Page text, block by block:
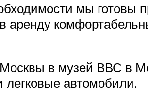
мы готовы
аренду
Москвы в музей ВВС в
автомобили.